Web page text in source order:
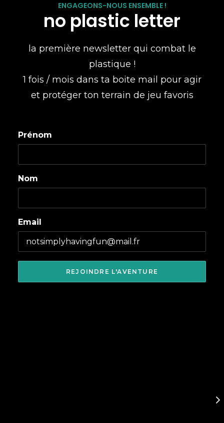
ENGAGEONS-NOUS ENSEMBLE !
no plastic letter
la première newsletter qui combat le
plastique !
1 fois / mois dans ta boite mail pour agir
et protéger ton terrain de jeu favoris
Prénom
Nom
Email